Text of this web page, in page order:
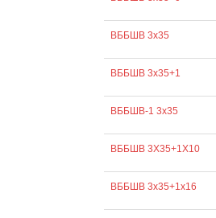
ВББШВ 3х35
ВББШВ 3х35+1
ВББШВ-1 3х35
ВББШВ 3Х35+1Х10
ВББШВ 3х35+1х16